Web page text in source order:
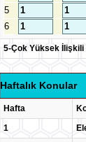
5
6
5-Çok Yüksek İlişkili
Haftalık Konular
Hafta
1